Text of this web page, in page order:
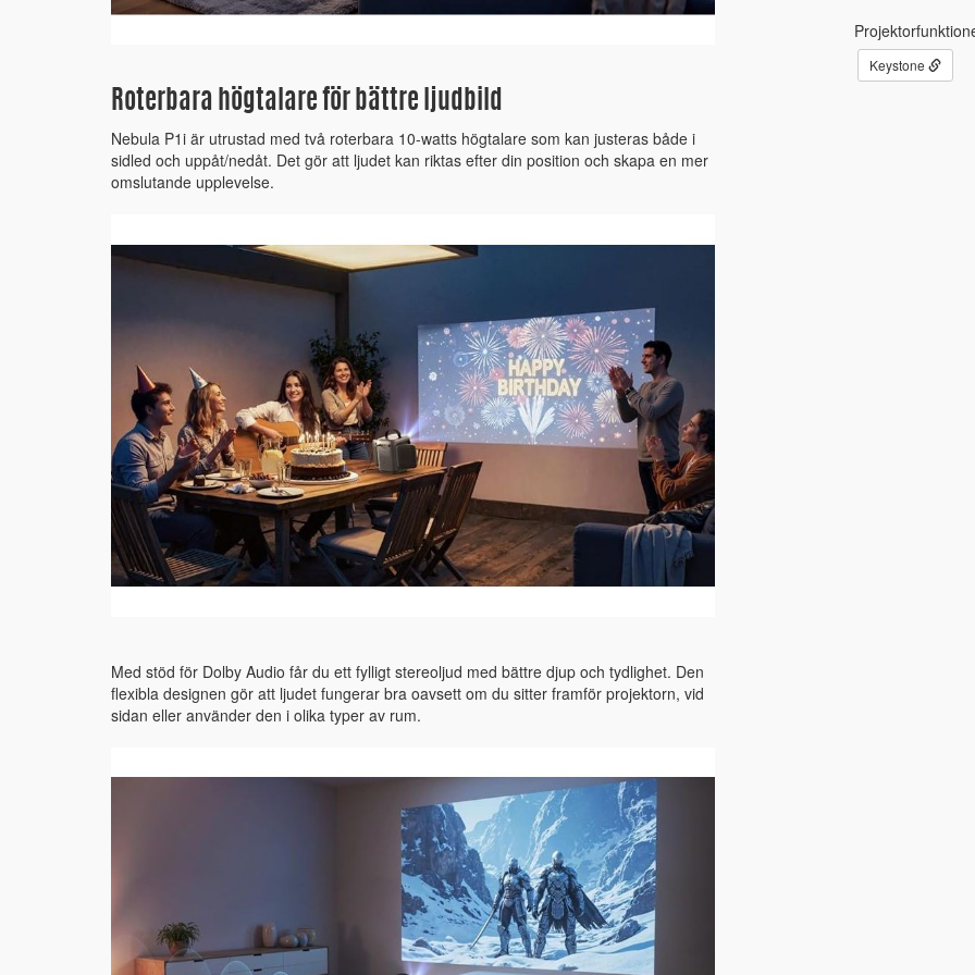
Roterbara högtalare för bättre ljudbild
Nebula P1i är utrustad med två roterbara 10-watts högtalare som kan justeras både i
sidled och uppåt/nedåt. Det gör att ljudet kan riktas efter din position och skapa en mer
omslutande upplevelse.
Med stöd för Dolby Audio får du ett fylligt stereoljud med bättre djup och tydlighet. Den
flexibla designen gör att ljudet fungerar bra oavsett om du sitter framför projektorn, vid
sidan eller använder den i olika typer av rum.
Keystone